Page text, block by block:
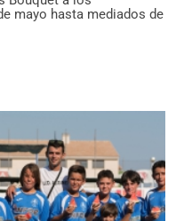
mayo hasta mediados de